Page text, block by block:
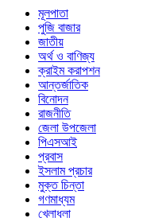
মূলপাতা
পুজি বাজার
জাতীয়
অর্থ ও বাণিজ্য
ক্রাইম করাপশন
আন্তর্জাতিক
বিনোদন
রাজনীতি
জেলা উপজেলা
পিএসআই
প্রবাস
ইসলাম প্রচার
মুক্ত চিন্তা
গণমাধ্যম
খেলাধুলা